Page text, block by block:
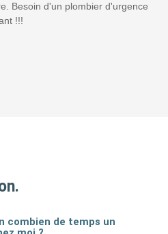
Besoin d'un plombier d'urgence
!!!
combien de temps un